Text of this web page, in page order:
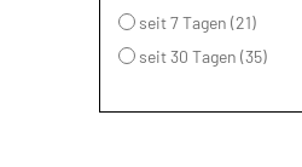
seit 7 Tagen (21)
seit 30 Tagen (35)